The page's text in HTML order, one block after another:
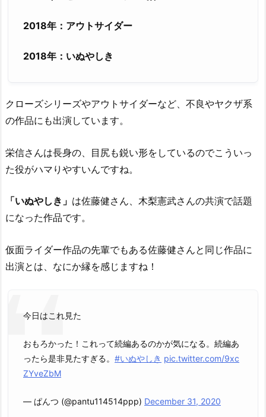
2018年：アウトサイダー
2018年：いぬやしき
クローズシリーズやアウトサイダーなど、不良やヤクザ系
の作品にも出演しています。
栄信さんは長身の、目尻も鋭い形をしているのでこういっ
た役がハマりやすいんですね。
「いぬやしき」 は佐藤健さん、木梨憲武さんの共演で話題
になった作品です。
仮面ライダー作品の先輩でもある佐藤健さんと同じ作品に
出演とは、なにか縁を感じますね！
今日はこれ見た
おもろかった！これって続編あるのかが気になる。続編あ
ったら是非見たすぎる。 #いぬやしき pic.twitter.com/9xc
ZYveZbM
— ぱんつ (@pantu114514ppp) December 31, 2020